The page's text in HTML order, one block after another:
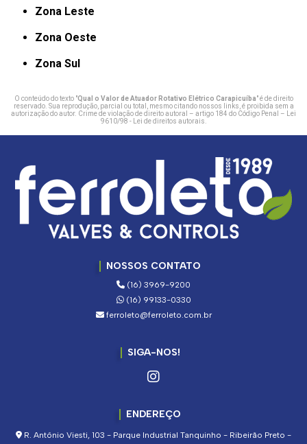
Zona Leste
Zona Oeste
Zona Sul
O conteúdo do texto "Qual o Valor de Atuador Rotativo Elétrico Carapicuíba" é de direito
reservado. Sua reprodução, parcial ou total, mesmo citando nossos links, é proibida sem a
autorização do autor. Crime de violação de direito autoral – artigo 184 do Código Penal – Lei
9610/98 - Lei de direitos autorais.
NOSSOS CONTATO
(16) 3969-9200
(16) 99133-0330
ferroleto@ferroleto.com.br
SIGA-NOS!
ENDEREÇO
R. Antônio Viesti, 103 - Parque Industrial Tanquinho - Ribeirão Preto -